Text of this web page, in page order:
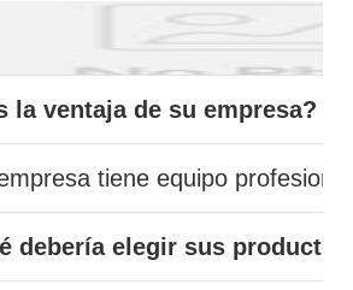
la ventaja de su empresa?
tiene equipo
debería elegir sus